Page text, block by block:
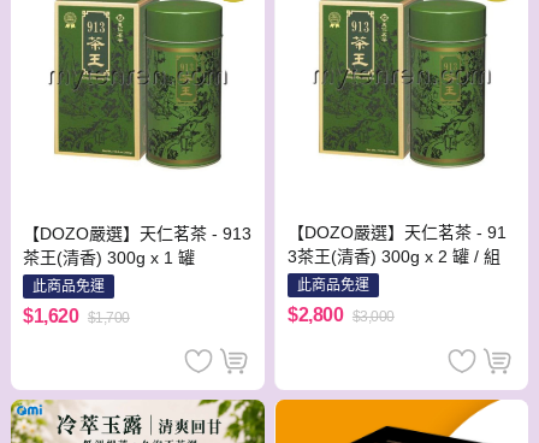
【DOZO嚴選】天仁茗茶 - 913
茶王(清香) 300g x 1 罐
此商品免運
$1,620 $1,700
【DOZO嚴選】天仁茗茶 - 91
3茶王(清香) 300g x 2 罐 / 組
此商品免運
$2,800 $3,000